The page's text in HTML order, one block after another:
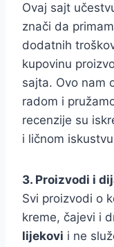
Ovaj sajt
znači da
dodatnih
kupovinu
sajta. Ovo nam
radom i
recenzije su
i ličnom
3. Proizvodi i
Svi proizvodi o
kreme, čajevi i
lijekovi i ne